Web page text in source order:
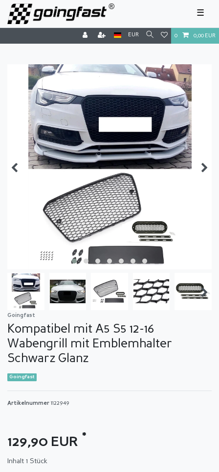
☰
EUR 0 0,00 EUR
Goingfast
Kompatibel mit A5 S5 12-16
Wabengrill mit Emblemhalter
Schwarz Glanz
Goingfast
Artikelnummer 1122949
129,90 EUR *
Inhalt 1 Stück